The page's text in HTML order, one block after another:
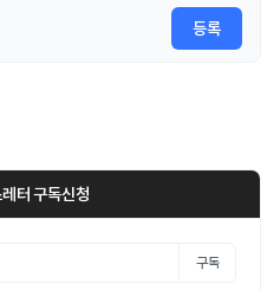
등록
터 구독신청
구독